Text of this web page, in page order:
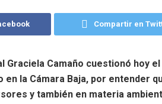
Compartir en
Graciela Camaño cuestionó hoy
la Cámara Baja, por entender
y también en materia